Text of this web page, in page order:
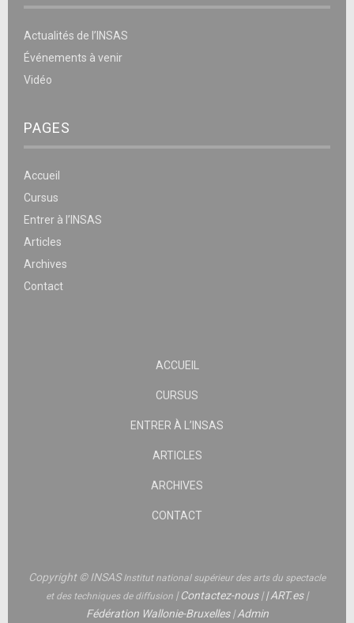
Actualités de l’INSAS
Événements à venir
Vidéo
PAGES
Accueil
Cursus
Entrer à l’INSAS
Articles
Archives
Contact
ACCUEIL
CURSUS
ENTRER À L’INSAS
ARTICLES
ARCHIVES
CONTACT
Copyright © INSASInstitut national supérieur des arts du spectacle
et des techniques de diffusion |Contactez-nous||ART.es|
Fédération Wallonie-Bruxelles|Admin